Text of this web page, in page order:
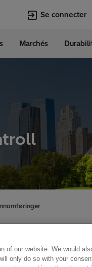
Se connecter
Events &
Marchés
of our website. We would
only do so with your